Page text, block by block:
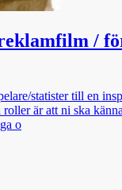
/
statister till en
är att ni ska
o